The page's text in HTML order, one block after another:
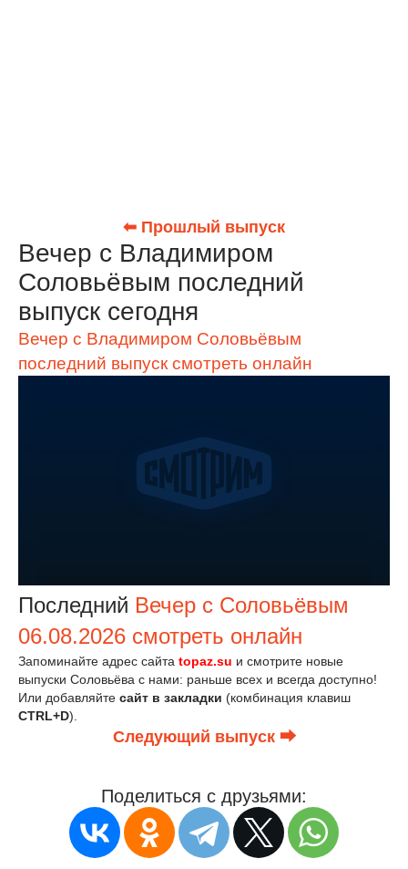
⬅ Прошлый выпуск
Вечер с Владимиром
Соловьёвым последний
выпуск сегодня
Вечер с Владимиром Соловьёвым
последний выпуск смотреть онлайн
Последний Вечер с Соловьёвым
06.08.2026 смотреть онлайн
Запоминайте адрес сайта topaz.su и смотрите новые
выпуски Соловьёва с нами: раньше всех и всегда доступно!
Или добавляйте сайт в закладки (комбинация клавиш
CTRL+D).
Следующий выпуск ⮕
Поделиться с друзьями: